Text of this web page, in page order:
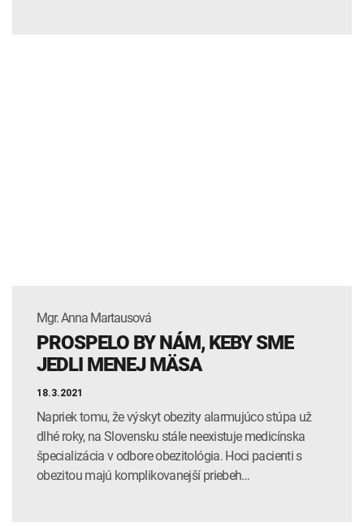
Mgr. Anna Martausová
PROSPELO BY NÁM, KEBY SME
JEDLI MENEJ MÄSA
18.3.2021
Napriek tomu, že výskyt obezity alarmujúco stúpa už
dlhé roky, na Slovensku stále neexistuje medicínska
špecializácia v odbore obezitológia. Hoci pacienti s
obezitou majú komplikovanejší priebeh…